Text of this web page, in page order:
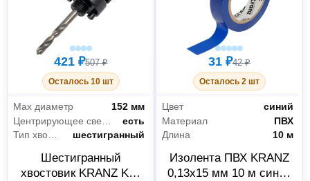
421 ₽507 ₽
Осталось 10 шт
Max диаметр
152 мм
есть
Тип хвостовика коронки
шестигранный
Шестигранный
хвостовик KRANZ KR-
31 ₽42 ₽
Осталось 2 шт
Цвет
синий
Материал
ПВХ
Длина
10 м
Изолента ПВХ KRANZ
0,13x15 мм 10 м синяя